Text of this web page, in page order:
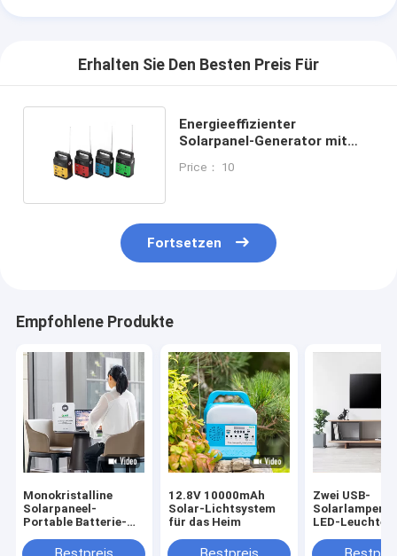
Erhalten Sie Den Besten Preis Für
Energieeffizienter
Solarpanel-Generator mit
mAh
Price： 10
Fortsetzen
Empfohlene Produkte
Monokristalline
Solarpaneel-
Portable Batterie-
12.8V 10000mAh
Solar-Lichtsystem
für das Heim
Zwei USB-
Solarlampen
LED-Leuchten